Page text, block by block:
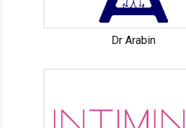
Dr Arabin